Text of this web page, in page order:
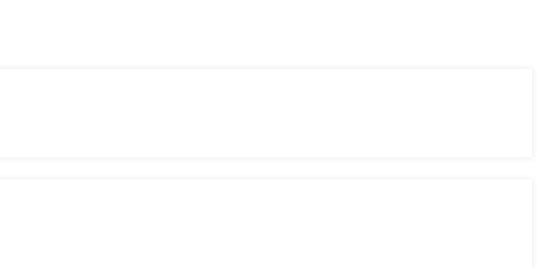
complicações.
do mercado.
e dApps.